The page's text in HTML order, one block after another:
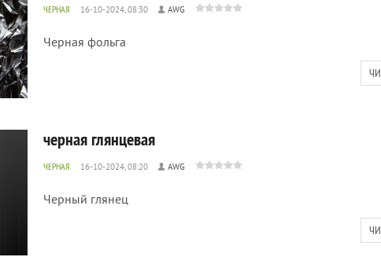
ЧЕРНАЯ 16-10-2024, 08:30 AWG
Черная фольга
черная глянцевая
ЧЕРНАЯ 16-10-2024, 08:20 AWG
Черный глянец